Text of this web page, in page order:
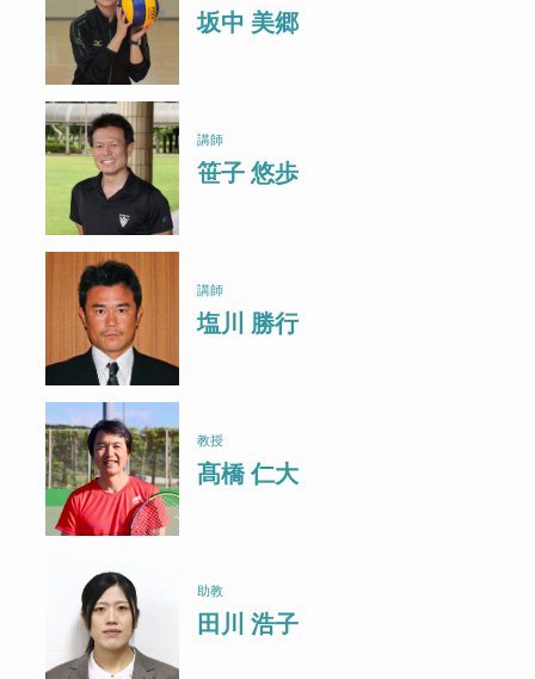
坂中 美郷
笹子 悠歩
講師
塩川 勝行
講師
髙橋 仁大
教授
田川 浩子
助教